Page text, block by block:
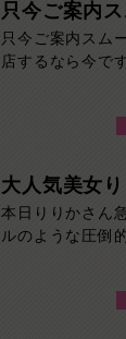
視線を落とせば
伸びる脚線美、
なること間違い
只今ご案内
只今ご案内スム
店するなら今で
大人気美女
本日りりかさん
ルのような圧倒
見た目の美しさ